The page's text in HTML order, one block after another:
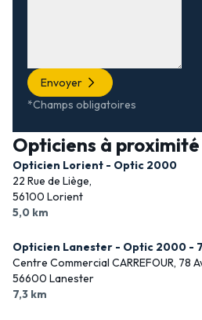
Envoyer
*Champs obligatoires
Opticiens à proximité
Opticien Lorient - Optic 2000
22 Rue de Liège,
56100 Lorient
5,0 km
Opticien Lanester - Optic 2000 -
Centre Commercial CARREFOUR, 78
56600 Lanester
7,3 km